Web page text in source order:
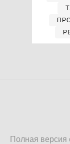
Полная версия